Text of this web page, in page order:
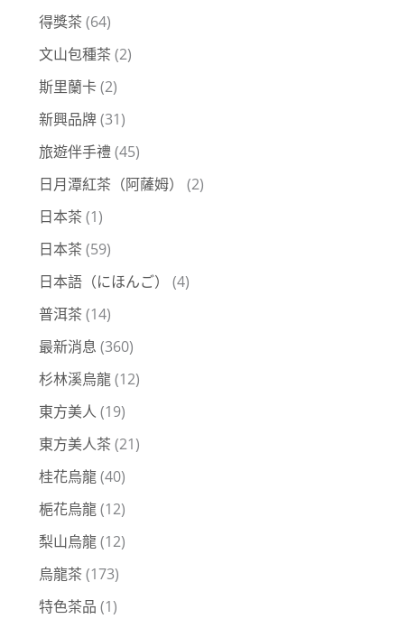
得獎茶 (64)
文山包種茶 (2)
斯里蘭卡(2)
新興品牌(31)
旅遊伴手禮(45)
日月潭紅茶（阿薩姆）
(2)
日本茶 (1)
日本茶 (59)
日本語（にほんご）
(4)
普洱茶 (14)
最新消息 (360)
杉林溪烏龍(12)
東方美人 (19)
東方美人茶 (21)
桂花烏龍(40)
梔花烏龍(12)
梨山烏龍(12)
烏龍茶 (173)
特色茶品 (1)